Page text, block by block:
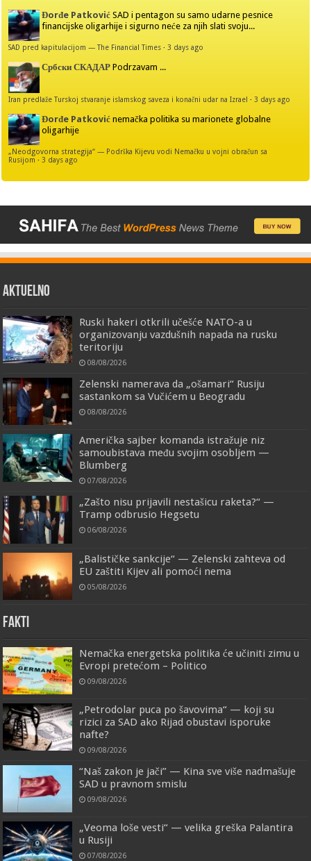
Đorđe Patković SAD i pentagon su samo udarne pesnice
financijske oligarhije i sigurno neće za njih slati svoju...
SAD pred kapitulacijom — The Financial Times ·3 days ago
Србски СКАДАР Podrzavam ...
Iran predlaže Turskoj stvaranje islamskog saveza i konačni udar na Izrael ·3 days ago
Đorđe Patković nemačka politika su marionete globalne
oligarhije
„Neodgovorna strategija“ — Podrška Kijevu vodi Nemačku u vojni obračun sa
Rusijom ·3 days ago
AKTUELNO
Ruski hakeri otkrili učešće NATO-a u
organizovanju vazdušnih napada na rusku
teritoriju
08/08/2026
Zelenski namerava da „ošamari“ Rusiju
sastankom sa Vučićem u Beogradu
08/08/2026
Američka sajber komanda istražuje niz
samoubistava među svojim osobljem —
Blumberg
07/08/2026
„Zašto nisu prijavili nestašicu raketa?“ —
Tramp odbrusio Hegsetu
06/08/2026
„Balističke sankcije“ — Zelenski zahteva od
EU zaštiti Kijev ali pomoći nema
05/08/2026
FAKTI
Nemačka energetska politika će učiniti zimu u
Evropi pretećom – Politico
09/08/2026
„Petrodolar puca po šavovima“ — koji su
rizici za SAD ako Rijad obustavi isporuke
nafte?
09/08/2026
“Naš zakon je jači” — Kina sve više nadmašuje
SAD u pravnom smislu
09/08/2026
„Veoma loše vesti“ — velika greška Palantira
u Rusiji
07/08/2026